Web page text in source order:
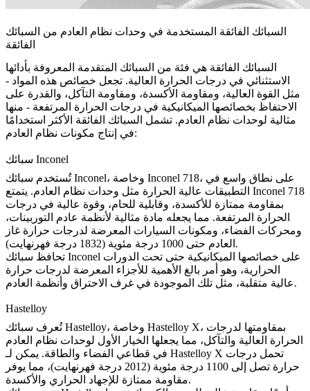
السبائك الفائقة المستخدمة في وحدات نظام العادم من السبائك
الفائقة
السبائك الفائقة هي فئة من السبائك المتقدمة المعروفة بأدائها
الاستثنائي في درجات الحرارة العالية. تجعل خصائص هذه المواد -
مثل القوة العالية، ومقاومة الأكسدة، ومقاومة التآكل، والقدرة على
الاحتفاظ بخصائصها الميكانيكية في درجات الحرارة المرتفعة - منها
مثالية لوحدات نظام العادم. تشمل السبائك الفائقة الأكثر استخدامًا
في إنتاج مكونات نظام العادم:
سبائك Inconel
تُستخدمسبائك Inconel Inconel 718، على نطاق واسع في
Inconel 718
بمقاومة ممتازة للأكسدة، وقابلية للحام، وقوة عالية في درجات
الحرارة المرتفعة. مما يجعله مادة مثالية لأنظمة عادم التوربينات،
ومحركات الفضاء، ومكونات السيارات المعرضة لدرجات حرارة غاز
العادم حتى 1000 درجة مئوية (1832 درجة فهرنهايت).
تحافظ سبائك Inconel
الحرارية، وهو أمر بالغ الأهمية للأجزاء المعرضة لدرجات حرارة
عالية متقلبة، مثل تلك الموجودة في غرف الاحتراق وأنظمة العادم.
Hastelloy
تُعرفسبائك Hastelloy، وخاصة Hastelloy X، بمقاومتها لدرجات
الحرارة العالية والتآكل، مما يجعلها الخيار الأول لوحدات نظام العادم
في قطاعي الفضاء والطاقة. يمكن لـ Hastelloy X تحمل درجات
حرارة تصل إلى 1100 درجة مئوية (2012 درجة فهرنهايت)، مما يوفر
مقاومة ممتازة للإجهاد الحراري والأكسدة.